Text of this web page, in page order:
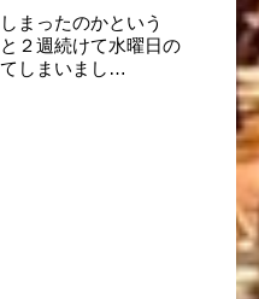
まったのかという
２週続けて水曜日の
しまいまし